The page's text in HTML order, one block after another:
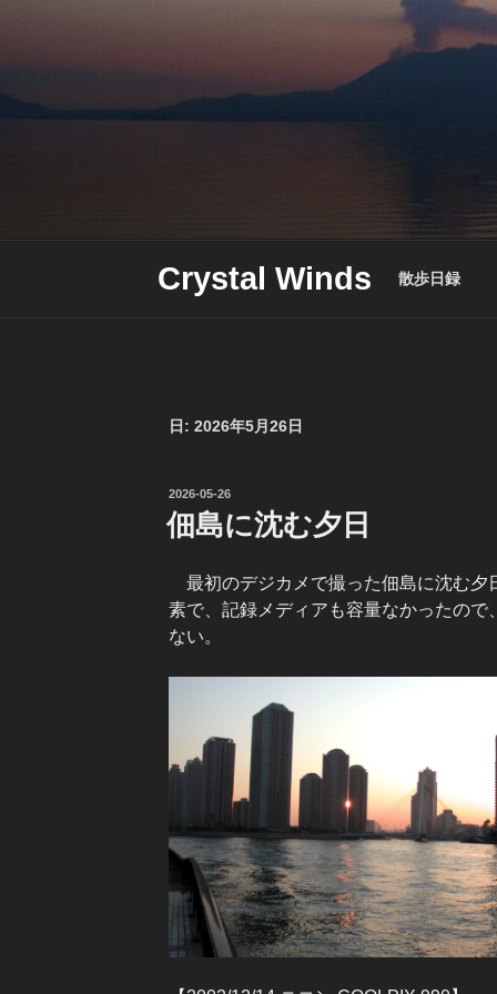
content
Crystal Winds 散歩日録
日: 2026年5月26日
投
稿
日:
2026-05-26
佃島に沈む夕日
最初のデジカメで撮った佃島に沈む夕
素で、記録メディアも容量なかったの
ない。